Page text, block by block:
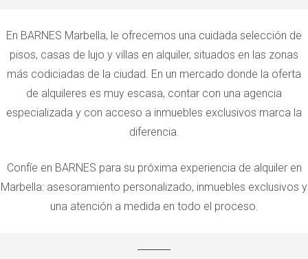
En BARNES Marbella, le ofrecemos una cuidada selección de
pisos, casas de lujo y villas en alquiler, situados en las zonas
más codiciadas de la ciudad. En un mercado donde la oferta
de alquileres es muy escasa, contar con una agencia
especializada y con acceso a inmuebles exclusivos marca la
diferencia.
Confíe en BARNES para su próxima experiencia de alquiler en
Marbella: asesoramiento personalizado, inmuebles exclusivos y
una atención a medida en todo el proceso.